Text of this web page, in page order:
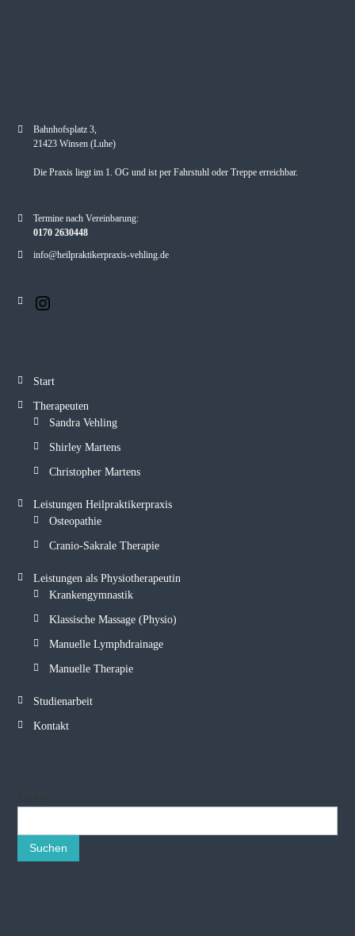
Bahnhofsplatz 3,
21423 Winsen (Luhe)
Die Praxis liegt im 1. OG und ist per Fahrstuhl oder Treppe erreichbar.
Termine nach Vereinbarung:
0170 2630448
info@heilpraktikerpraxis-vehling.de
Start
Therapeuten
Sandra Vehling
Shirley Martens
Christopher Martens
Leistungen Heilpraktikerpraxis
Osteopathie
Cranio-Sakrale Therapie
Leistungen als Physiotherapeutin
Krankengymnastik
Klassische Massage (Physio)
Manuelle Lymphdrainage
Manuelle Therapie
Studienarbeit
Kontakt
Suchen